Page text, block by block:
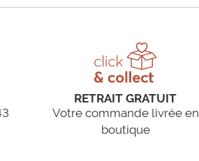
RETRAIT GRATUIT
Votre commande livrée en
boutique